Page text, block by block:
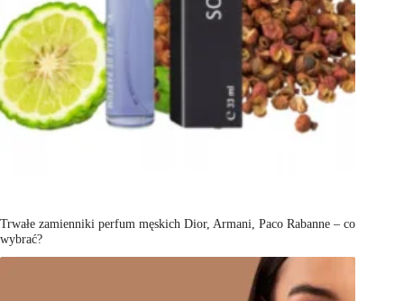
Trwałe zamienniki perfum męskich Dior, Armani, Paco Rabanne – co
wybrać?